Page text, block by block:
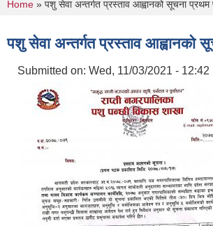
You are here
Home » पशु सेवा अन्तर्गत प्रस्ताव आह्वानको सूचना
पशु सेवा अन्तर्गत प्रस्ताव
Submitted on: Wed, 11/03/2021 - 12:42